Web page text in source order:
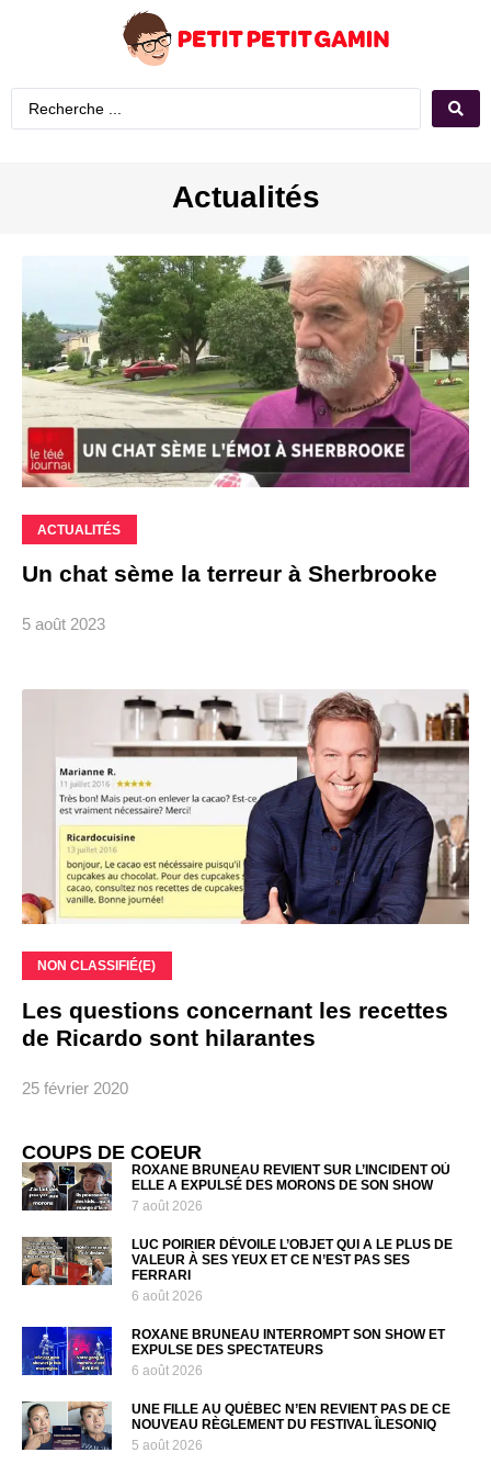
Actualités
ACTUALITÉS
Un chat sème la terreur à Sherbrooke
5 août 2023
NON CLASSIFIÉ(E)
Les questions concernant les recettes
de Ricardo sont hilarantes
25 février 2020
COUPS DE COEUR
ROXANE BRUNEAU REVIENT SUR L’INCIDENT OÙ
ELLE A EXPULSÉ DES MORONS DE SON SHOW
7 août 2026
LUC POIRIER DÉVOILE L’OBJET QUI A LE PLUS DE
VALEUR À SES YEUX ET CE N’EST PAS SES
FERRARI
6 août 2026
ROXANE BRUNEAU INTERROMPT SON SHOW ET
EXPULSE DES SPECTATEURS
6 août 2026
UNE FILLE AU QUÉBEC N’EN REVIENT PAS DE CE
NOUVEAU RÈGLEMENT DU FESTIVAL ÎLESONIQ
5 août 2026